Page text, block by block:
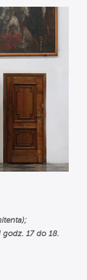
17 do 18.